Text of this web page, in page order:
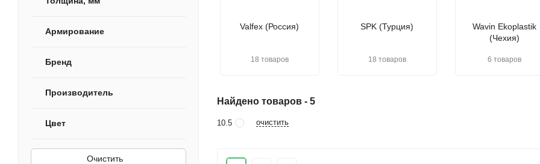
Армирование
Бренд
Производитель
Цвет
Очистить
Valfex (Россия)
18 товаров
SPK (Турция)
18 товаров
Wavin Ekoplastik
(Чехия)
6 товаров
Найдено товаров - 5
10.5 очистить